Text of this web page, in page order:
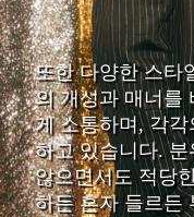
또한 다양한 스타
의 개성과 매너를
게 소통하며, 각
하고 있습니다.
않으면서도 적당
하든 혼자 들르든